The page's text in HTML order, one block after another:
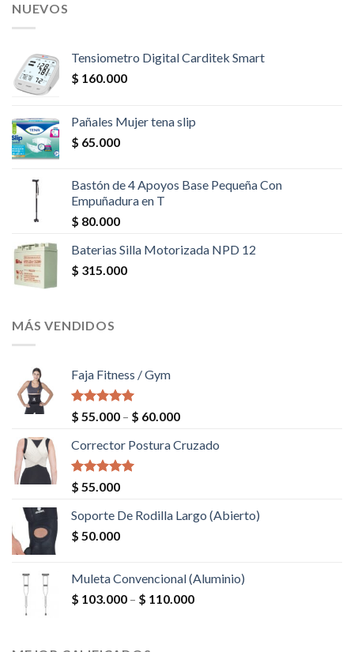
NUEVOS
Tensiometro Digital Carditek Smart
$ 160.000
Pañales Mujer tena slip
$ 65.000
Bastón de 4 Apoyos Base Pequeña Con
Empuñadura en T
$ 80.000
Baterias Silla Motorizada NPD 12
$ 315.000
MÁS VENDIDOS
Faja Fitness / Gym
Valorado en
5.00
$ 55.000 – $ 60.000
Corrector Postura Cruzado
Valorado en
5.00
$ 55.000
Soporte De Rodilla Largo (Abierto)
$ 50.000
Muleta Convencional (Aluminio)
$ 103.000 – $ 110.000